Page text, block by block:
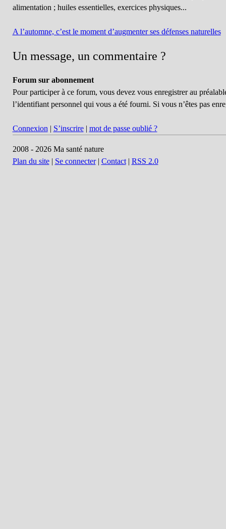
alimentation ; huiles essentielles, exercices physiques...
A l’automne, c’est le moment d’augmenter ses défenses naturelles
Un message, un commentaire ?
Forum sur abonnement
Pour participer à ce forum, vous devez vous enregistrer au
l’identifiant personnel qui vous a été fourni. Si vous n’êtes pas
Connexion | S’inscrire| mot de passe oublié ?
2008 - 2026 Ma santé nature
Plan du site| Se connecter| Contact| RSS 2.0